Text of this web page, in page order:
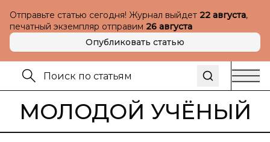
Отправьте статью сегодня! Журнал выйдет 22 августа,
печатный экземпляр отправим 26 августа
Опубликовать статью
МОЛОДОЙ УЧЁНЫЙ